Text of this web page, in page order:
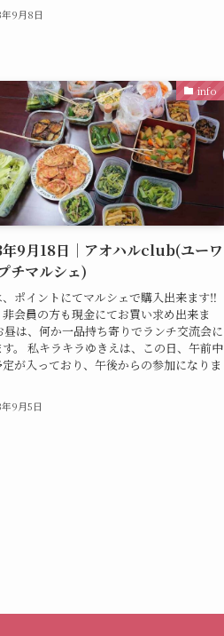
9月8日
info
9月18日｜アオハルclub(ユーワ
チマルシェ)
ポイントにてマルシェで購入出来ます‼️
会員の方も現金にてお買い求め出来ま
昼は、何か一品持ち寄りでランチ交流会に
。 私キラキラゆきえは、この日、午前中
が入っており、午後からの参加になりま
9月5日